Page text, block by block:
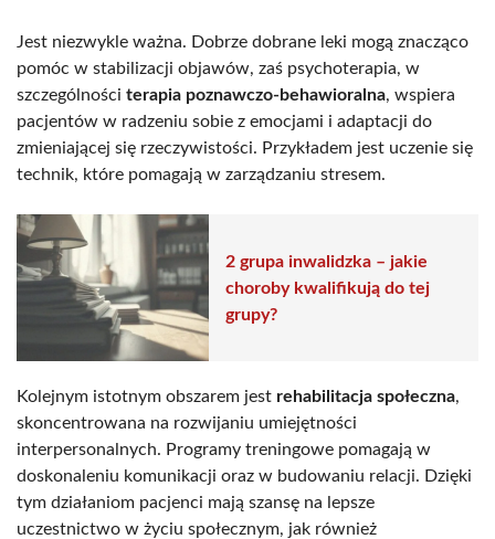
Jest niezwykle ważna. Dobrze dobrane leki mogą znacząco
pomóc w stabilizacji objawów, zaś psychoterapia, w
szczególności terapia poznawczo-behawioralna, wspiera
pacjentów w radzeniu sobie z emocjami i adaptacji do
zmieniającej się rzeczywistości. Przykładem jest uczenie się
technik, które pomagają w zarządzaniu stresem.
2 grupa inwalidzka – jakie
choroby kwalifikują do tej
grupy?
Kolejnym istotnym obszarem jest rehabilitacja społeczna,
skoncentrowana na rozwijaniu umiejętności
interpersonalnych. Programy treningowe pomagają w
doskonaleniu komunikacji oraz w budowaniu relacji. Dzięki
tym działaniom pacjenci mają szansę na lepsze
uczestnictwo w życiu społecznym, jak również